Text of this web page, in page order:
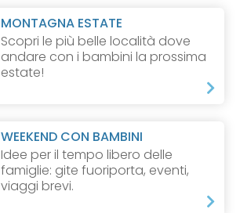
MONTAGNA ESTATE
Scopri le più belle località dove
andare con i bambini la prossima
estate!
WEEKEND CON BAMBINI
Idee per il tempo libero delle
famiglie: gite fuoriporta, eventi,
viaggi brevi.